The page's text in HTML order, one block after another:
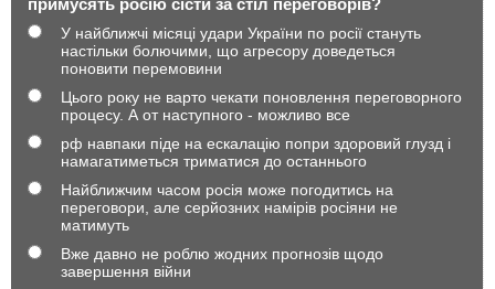
примусять росію сісти за стіл переговорів?
У найближчі місяці удари України по росії стануть
настільки болючими, що агресору доведеться
поновити перемовини
Цього року не варто чекати поновлення переговорного
процесу. А от наступного - можливо все
рф навпаки піде на ескалацію попри здоровий глузд і
намагатиметься триматися до останнього
Найближчим часом росія може погодитись на
переговори, але серйозних намірів росіяни не
матимуть
Вже давно не роблю жодних прогнозів щодо
завершення війни